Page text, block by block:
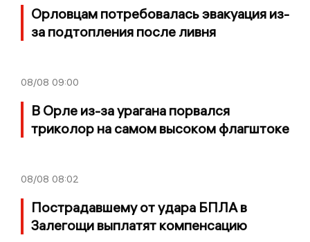
Орловцам потребовалась эвакуация из-
за подтопления после ливня
08/08 09:00
В Орле из-за урагана порвался
триколор на самом высоком флагштоке
08/08 08:02
Пострадавшему от удара БПЛА в
Залегощи выплатят компенсацию